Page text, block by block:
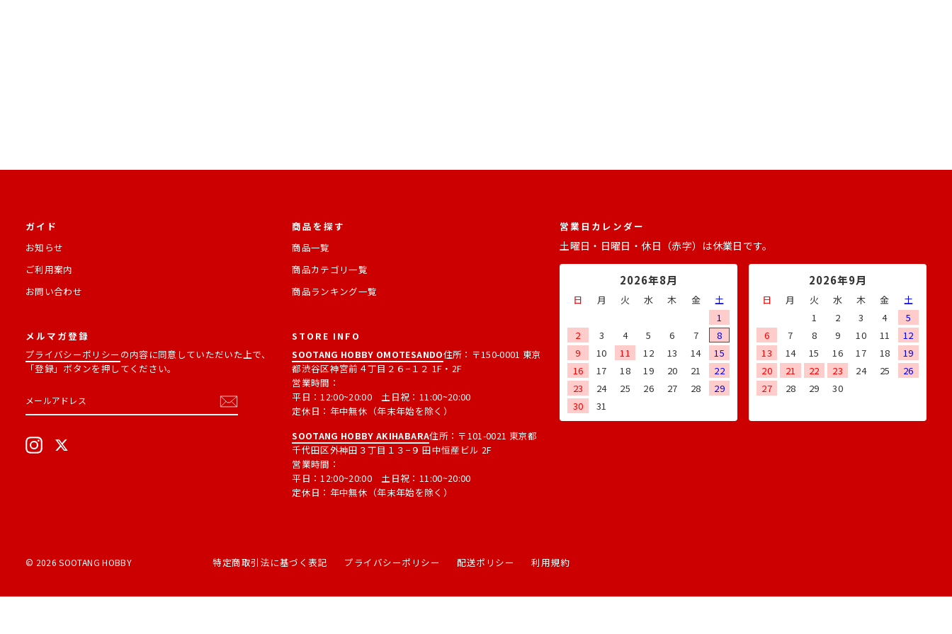
ガイド
お知らせ
ご利用案内
お問い合わせ
商品を探す
商品一覧
商品カテゴリ一覧
商品ランキング一覧
メルマガ登録
プライバシーポリシー の内容に同意していただいた上で、
「登録」ボタンを押してください。
ー
ル
ド
レ
読
す
Instagram
STORE INFO
SOOTANG HOBBY OMOTESANDO住所：〒150-0001 東京
都渋谷区神宮前４丁目２６−１２ 1F・2F
営業時間：
平日：12:00~20:00 土日祝：11:00~20:00
定休日：年中無休（年末年始を除く）
SOOTANG HOBBY AKIHABARA住所：〒101-0021 東京都
千代田区外神田３丁目１３−９ 田中恒産ビル 2F
営業時間：
平日：12:00~20:00 土日祝：11:00~20:00
定休日：年中無休（年末年始を除く）
営業日カレンダー
土曜日・日曜日・休日（赤字）は休業日です。
2026年8月
日 月 火 水 木 金
土
1
2
3 4 5 6 7
8
9
10 11 12 13 14
15
16
17 18 19 20 21
22
23
24 25 26 27 28
29
30
31
2026年9月
日 月 火 水 木 金
土
1
2 3 4
5
6
7 8 9 10 11
12
13
14 15 16 17 18
19
20
21 22 23 24 25
26
27
28 29 30
© 2026 SOOTANG HOBBY 特定商取引法に基づく表記 プライバシーポリシー 配送ポリシー 利用規約